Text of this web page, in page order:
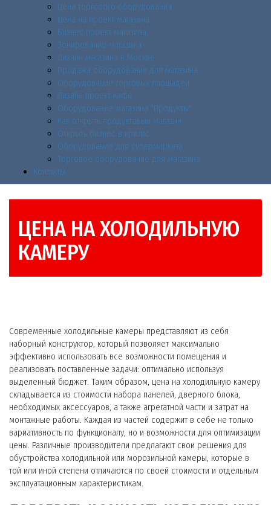
Цена торгового оборудования
Цена на проект магазина
Бизнес проект магазина
Зонирование магазина
Дизайн магазина в Москве
Продажа оборудования для магазина
Оборудование торговых площадей
Дизайн проект кафе
Оборудование магазина "Продукты"
Как открыть продуктовый магазин
Открыть бизнес в кризис
Оборудование для супермаркета
Торговое оборудование для магазина
Контакты
ЦЕНА НА ХОЛОДИЛЬНУЮ
КАМЕРУ
Современные холодильные камеры представляют из себя
наборный конструктор, который позволяет максимально
эффективно использовать все возможности помещения и
реализовать поставленные задачи: оптимально используя
выделенный бюджет. Таким образом, цена на холодильную камеру
складывается из стоимости набора панелей, дверного блока,
необходимых аксессуаров, а также агрегатной части и затрат на
монтажные работы. Каждая из частей содержит в себе не только
вариативность по функционалу, но и возможности для оптимизации
цены. Различные производители предлагают свои решения для
обустройства холодильной или морозильной камеры, которые в
той или иной степени отличаются по своей стоимости и отдельным
эксплуатационным характеристикам.